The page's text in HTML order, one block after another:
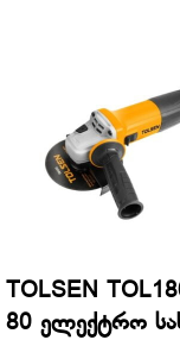
TOLSEN
80 ელექტრო